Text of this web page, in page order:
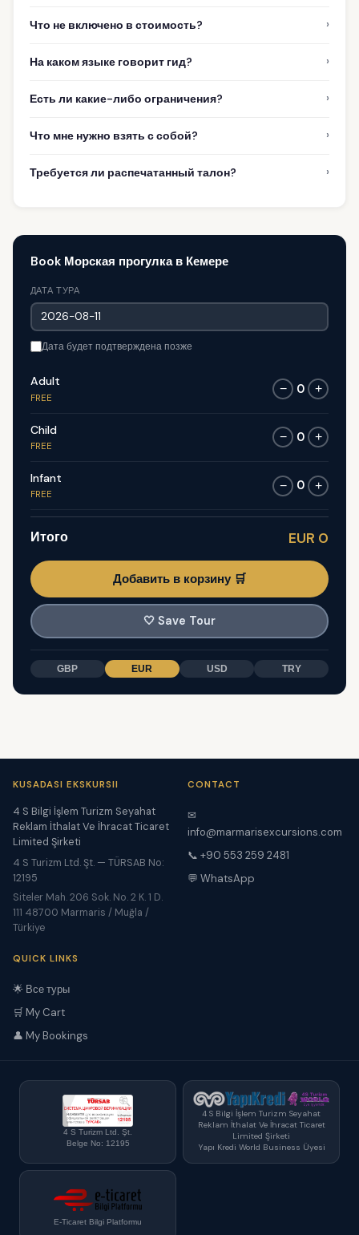
Что не включено в стоимость? ›
На каком языке говорит гид? ›
Есть ли какие-либо ограничения? ›
Что мне нужно взять с собой? ›
Требуется ли распечатанный талон? ›
Book Морская прогулка в Кемере
ДАТА ТУРА
Дата будет подтверждена позже
Adult
FREE
− 0 +
Child
FREE
− 0 +
Infant
FREE
− 0 +
Итого EUR 0
Добавить в корзину 🛒
🤍 Save Tour
GBP EUR USD TRY
KUSADASI EKSKURSII
4 S Bilgi İşlem Turizm Seyahat
Reklam İthalat Ve İhracat Ticaret
Limited Şirketi
4 S Turizm Ltd. Şt. — TÜRSAB No:
12195
Siteler Mah. 206 Sok. No. 2 K. 1 D.
111 48700 Marmaris / Muğla /
Türkiye
CONTACT
✉
info@marmarisexcursions.com
📞 +90 553 259 2481
💬 WhatsApp
QUICK LINKS
🌟 Все туры
🛒 My Cart
👤 My Bookings
4 S Turizm Ltd. Şt.
Belge No: 12195
4 S Bilgi İşlem Turizm Seyahat
Reklam İthalat Ve İhracat Ticaret
Limited Şirketi
Yapı Kredi World Business Üyesi
E-Ticaret Bilgi Platformu